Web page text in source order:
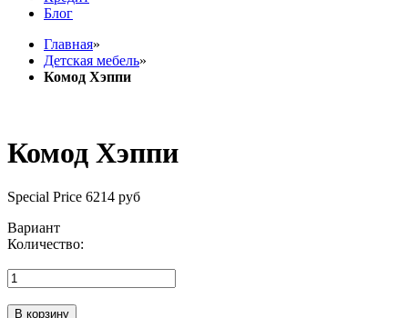
Блог
Главная»
Детская мебель»
Комод Хэппи
Комод Хэппи
Special Price 6214 руб
Вариант
Количество:
В корзину